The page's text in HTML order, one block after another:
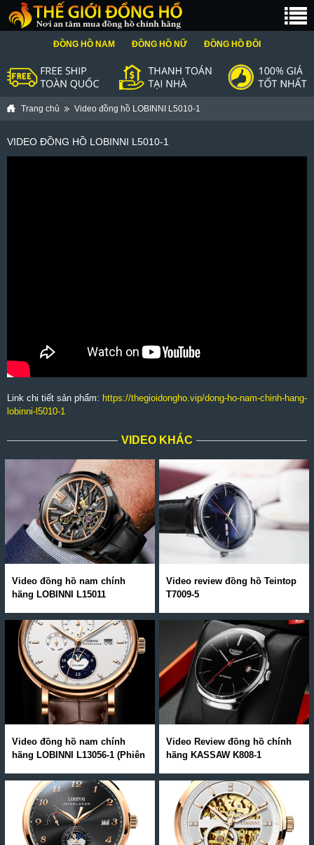
ĐỒNG HỒ NAM ĐỒNG HỒ NỮ ĐỒNG HỒ ĐÔI
Trang chủ Video đồng hồ LOBINNI L5010-1
VIDEO ĐỒNG HỒ LOBINNI L5010-1
Link chi tiết sản phẩm: https://thegioidongho.vip/dong-ho-nam-chinh-hang-
lobinni-l5010-1
VIDEO KHÁC
Video đồng hồ nam chính
hãng LOBINNI L15011
Video review đồng hồ Teintop
T7009-5
Video đồng hồ nam chính
hãng LOBINNI L13056-1 (Phiên
Video Review đồng hồ chính
hãng KASSAW K808-1